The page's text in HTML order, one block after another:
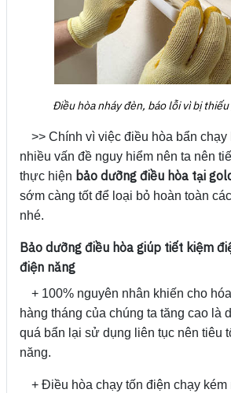
Điều hòa nháy đèn, báo lỗi vì bị thiếu
>> Chính vì việc điều hòa bẩn chạy
nhiều vấn đề nguy hiểm nên ta nên
thực hiện bảo dưỡng điều hòa tại
sớm càng tốt để loại bỏ hoàn toàn
nhé.
Bảo dưỡng điều hòa giúp tiết kiệm
điện năng
+ 100% nguyên nhân khiến cho
hàng tháng của chúng ta tăng cao là
quá bẩn lại sử dụng liên tục nên tiêu
năng.
+ Điều hòa chạy tốn điện chạy kém